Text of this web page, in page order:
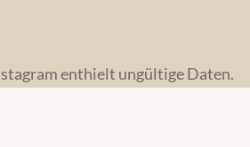
enthielt ungültige Daten.